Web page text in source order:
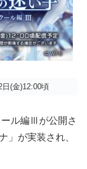
日(金)12:00頃
ル編Ⅲが公開さ
」が実装され、